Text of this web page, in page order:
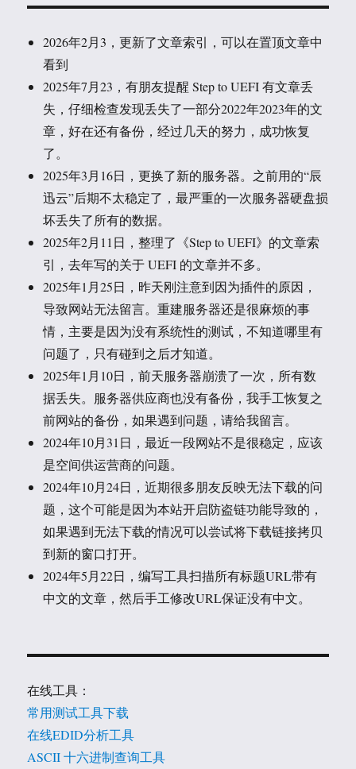
2026年2月3，更新了文章索引，可以在置顶文章中
看到
2025年7月23，有朋友提醒 Step to UEFI 有文章丢
失，仔细检查发现丢失了一部分2022年2023年的文
章，好在还有备份，经过几天的努力，成功恢复
了。
2025年3月16日，更换了新的服务器。之前用的“辰
迅云”后期不太稳定了，最严重的一次服务器硬盘损
坏丢失了所有的数据。
2025年2月11日，整理了《Step to UEFI》的文章索
引，去年写的关于 UEFI 的文章并不多。
2025年1月25日，昨天刚注意到因为插件的原因，
导致网站无法留言。重建服务器还是很麻烦的事
情，主要是因为没有系统性的测试，不知道哪里有
问题了，只有碰到之后才知道。
2025年1月10日，前天服务器崩溃了一次，所有数
据丢失。服务器供应商也没有备份，我手工恢复之
前网站的备份，如果遇到问题，请给我留言。
2024年10月31日，最近一段网站不是很稳定，应该
是空间供运营商的问题。
2024年10月24日，近期很多朋友反映无法下载的问
题，这个可能是因为本站开启防盗链功能导致的，
如果遇到无法下载的情况可以尝试将下载链接拷贝
到新的窗口打开。
2024年5月22日，编写工具扫描所有标题URL带有
中文的文章，然后手工修改URL保证没有中文。
在线工具：
常用测试工具下载
在线EDID分析工具
ASCII 十六进制查询工具